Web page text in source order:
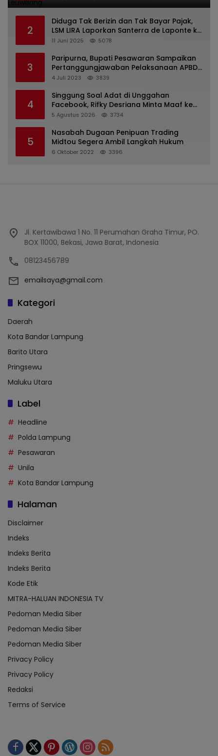
2
Diduga Tak Berizin dan Tak Bayar Pajak,
LSM LIRA Laporkan Santerra de Laponte ke
Kejaksaan Kota Batu
11 Juni 2025 5078
3
Paripurna, Bupati Pesawaran Sampaikan
Pertanggungjawaban Pelaksanaan APBD
2022
4 Juli 2023 3839
4
Singgung Soal Adat di Unggahan
Facebook, Rifky Desriana Minta Maaf ke
PDA dan Bupati Kubar
5 Agustus 2026 3734
5
Nasabah Dugaan Penipuan Trading
Midtou Segera Ambil Langkah Hukum
6 Oktober 2022 3396
Jl. Kertawibawa 1 No. 11 Perumahan Graha Timur, PO.
BOX 11000, Bekasi, Jawa Barat, Indonesia
08123456789
emailsaya@gmail.com
Kategori
Daerah
Kota Bandar Lampung
Barito Utara
Pringsewu
Maluku Utara
Label
Headline
Polda Lampung
Pesawaran
Unila
Kota Bandar Lampung
Halaman
Disclaimer
Indeks
Indeks Berita
Indeks Berita
Kode Etik
MITRA-HALUAN INDONESIA TV
Pedoman Media Siber
Pedoman Media Siber
Pedoman Media Siber
Privacy Policy
Privacy Policy
Redaksi
Terms of Service